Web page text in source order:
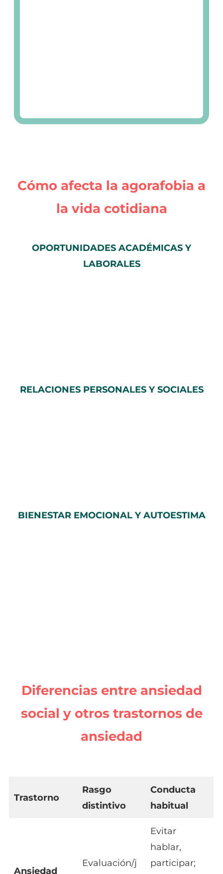
Cómo afecta la agorafobia a
la vida cotidiana
OPORTUNIDADES ACADÉMICAS Y
LABORALES
RELACIONES PERSONALES Y SOCIALES
BIENESTAR EMOCIONAL Y AUTOESTIMA
Diferencias entre ansiedad
social y otros trastornos de
ansiedad
Trastorno
Rasgo
distintivo
Conducta
habitual
Ansiedad
Evaluación/j
Evitar
hablar,
participar;